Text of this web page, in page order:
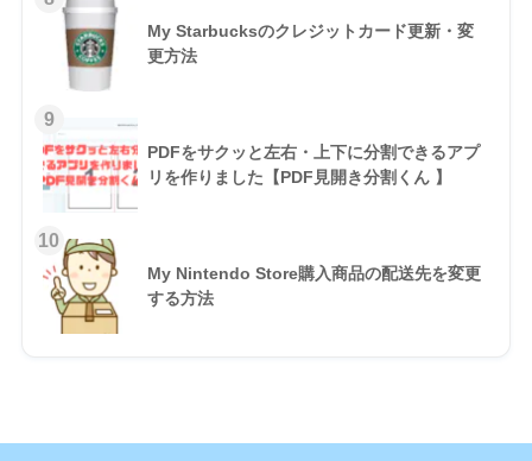
My Starbucksのクレジットカード更新・変
更方法
PDFをサクッと左右・上下に分割できるアプ
リを作りました【PDF見開き分割くん 】
My Nintendo Store購入商品の配送先を変更
する方法